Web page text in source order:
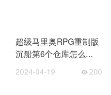
超级马里奥RPG重制版
沉船第6个仓库怎么...
2024-04-19 200